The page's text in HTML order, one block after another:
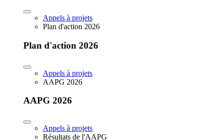
Appels à projets
Plan d'action 2026
Plan d'action 2026
Appels à projets
AAPG 2026
AAPG 2026
Appels à projets
Résultats de l'AAPG